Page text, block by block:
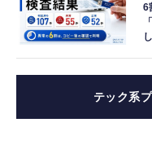
6
テック系